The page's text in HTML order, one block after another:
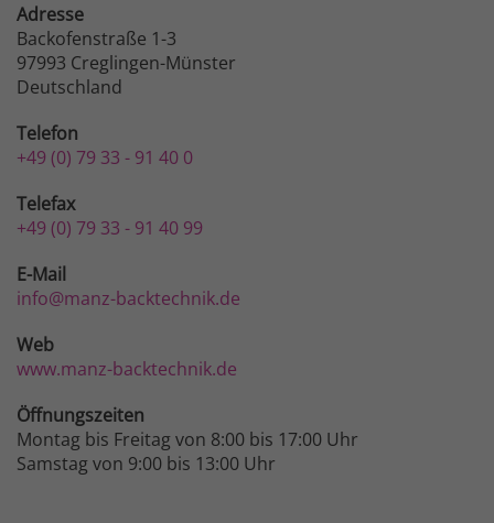
Adresse
Backofenstraße 1-3
97993 Creglingen-Münster
Deutschland
Telefon
+49 (0) 79 33 - 91 40 0
Telefax
+49 (0) 79 33 - 91 40 99
E-Mail
info@manz-backtechnik.de
Web
www.manz-backtechnik.de
Öffnungszeiten
Montag bis Freitag von 8:00 bis 17:00 Uhr
Samstag von 9:00 bis 13:00 Uhr